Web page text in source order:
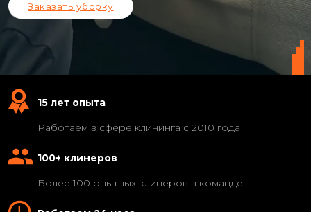
Заказать уборку
15 лет опыта
Работаем в сфере клининга с 2010 года
100+ клинеров
Более 100 опытных клинеров в команде